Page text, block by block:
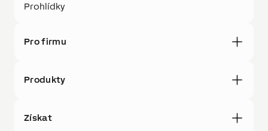
Prohlídky
Pro firmu
Produkty
Získat